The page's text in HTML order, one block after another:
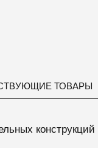
ТОВАРЫ
конструкций